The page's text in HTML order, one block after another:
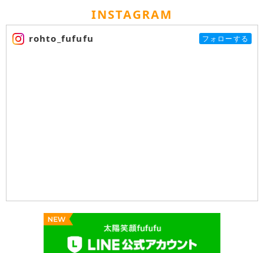
INSTAGRAM
rohto_fufufu フォローする